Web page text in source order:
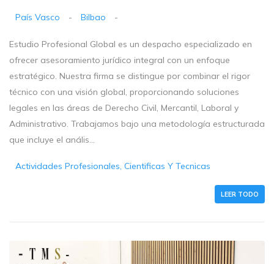
País Vasco - Bilbao -
Estudio Profesional Global es un despacho especializado en
ofrecer asesoramiento jurídico integral con un enfoque
estratégico. Nuestra firma se distingue por combinar el rigor
técnico con una visión global, proporcionando soluciones
legales en las áreas de Derecho Civil, Mercantil, Laboral y
Administrativo. Trabajamos bajo una metodología estructurada
que incluye el anális...
Actividades Profesionales, Cientificas Y Tecnicas
LEER TODO